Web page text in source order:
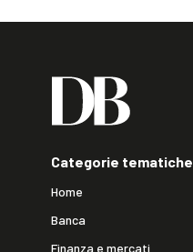
Categorie tematiche
Home
Banca
Finanza e mercati